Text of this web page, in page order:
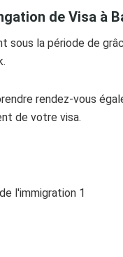
de Visa à
la période de
rendez-vous
de votre visa.
l'immigration 1